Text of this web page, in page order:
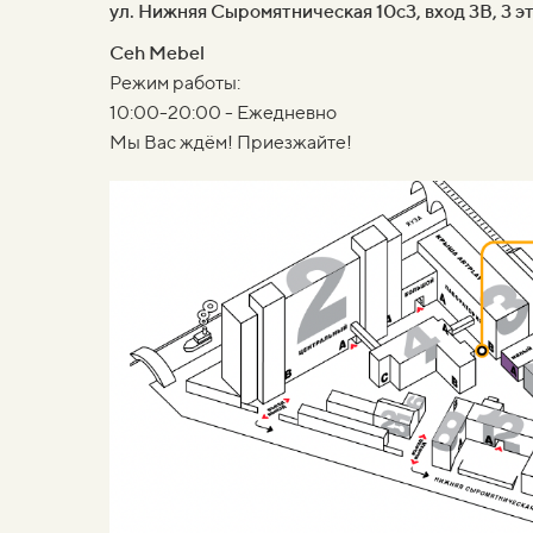
ул. Нижняя Сыромятническая 10с3, вход 3В, 3
Ceh Mebel
Режим работы:
10:00-20:00 - Ежедневно
Мы Вас ждём! Приезжайте!